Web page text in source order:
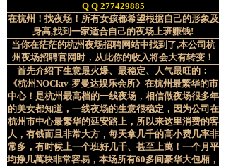
Q Q 277429885
在杭州！找夜场！所有女孩都希望根据自己的形象及
身高,找到一家适合自己的夜场上班赚钱!
当你在茫茫的杭州夜场招聘网站中找到了,本公司 杭
州夜场招聘官网时，从此你的收入将会大有转变！
首先介绍下生意最火爆、最稳定、人气最旺的：
《杭州NOCktv-罗曼达娱乐会所》在杭州最繁华的市
中心！是杭州最高档的一线夜场，相信做夜场很多年
的美女都知道，一线夜场的生意很稳定，因为公司在
杭州市中心最繁华的延安路上，所以来这里消费的客
人，有钱而且非常大方，每天拿几千的高小费几率非
常多，有时候上一个班好几千、甚至上萬！一个月平
均挣几萬块非常容易，本场所有60多间豪华大包厢，